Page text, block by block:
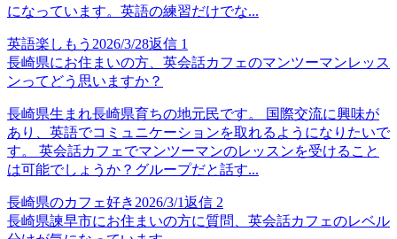
になっています。英語の練習だけでな...
英語楽しもう 2026/3/28返信 1
長崎県にお住まいの方、英会話カフェのマンツーマンレッス
ンってどう思いますか？
長崎県生まれ長崎県育ちの地元民です。 国際交流に興味が
あり、英語でコミュニケーションを取れるようになりたいで
す。 英会話カフェでマンツーマンのレッスンを受けること
は可能でしょうか？グループだと話す...
長崎県のカフェ好き 2026/3/1返信 2
長崎県諫早市にお住まいの方に質問、英会話カフェのレベル